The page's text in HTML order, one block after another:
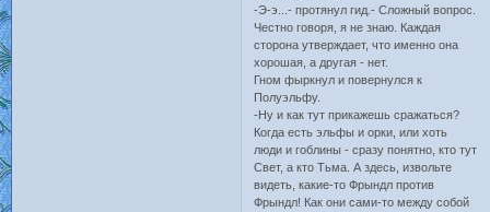
-Э-э...- протянул гид.- Сложный вопрос.
Честно говоря, я не знаю. Каждая
сторона утверждает, что именно она
хорошая, а другая - нет.
Гном фыркнул и повернулся к
Полуэльфу.
-Ну и как тут прикажешь сражаться?
Когда есть эльфы и орки, или хоть
люди и гоблины - сразу понятно, кто тут
Свет, а кто Тьма. А здесь, извольте
видеть, какие-то Фрындл против
Фрындл! Как они сами-то между собой